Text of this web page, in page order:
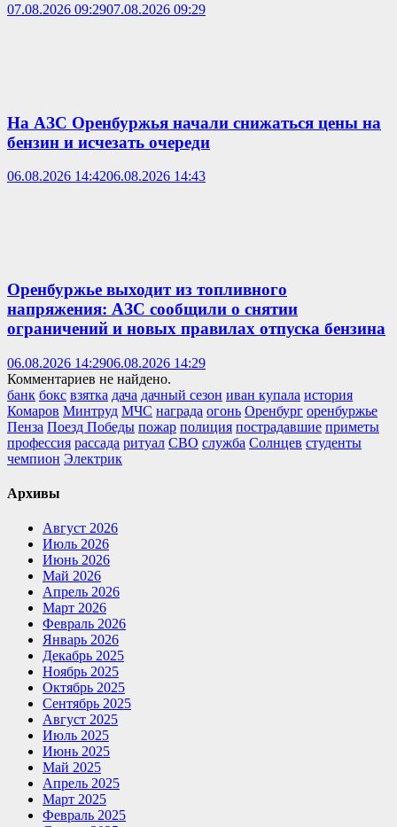
07.08.2026 09:2907.08.2026 09:29
На АЗС Оренбуржья начали снижаться цены на
бензин и исчезать очереди
06.08.2026 14:4206.08.2026 14:43
Оренбуржье выходит из топливного
напряжения: АЗС сообщили о снятии
ограничений и новых правилах отпуска бензина
06.08.2026 14:2906.08.2026 14:29
Комментариев не найдено.
банк бокс взятка дача дачный сезон иван купала история
Комаров Минтруд МЧС награда огонь Оренбург оренбуржье
Пенза Поезд Победы пожар полиция пострадавшие приметы
профессия рассада ритуал СВО служба Солнцев студенты
чемпион Электрик
Архивы
Август 2026
Июль 2026
Июнь 2026
Май 2026
Апрель 2026
Март 2026
Февраль 2026
Январь 2026
Декабрь 2025
Ноябрь 2025
Октябрь 2025
Сентябрь 2025
Август 2025
Июль 2025
Июнь 2025
Май 2025
Апрель 2025
Март 2025
Февраль 2025